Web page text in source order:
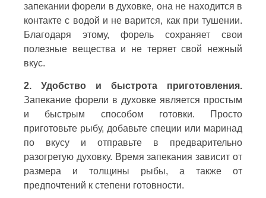
запекании форели в духовке, она не находится в
контакте с водой и не варится, как при тушении.
Благодаря этому, форель сохраняет свои
полезные вещества и не теряет свой нежный
вкус.
2. Удобство и быстрота приготовления.
Запекание форели в духовке является простым
и быстрым способом готовки. Просто
приготовьте рыбу, добавьте специи или маринад
по вкусу и отправьте в предварительно
разогретую духовку. Время запекания зависит от
размера и толщины рыбы, а также от
предпочтений к степени готовности.